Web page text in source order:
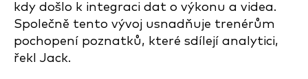
kdy došlo k integraci dat o výkonu a videa.
Společně tento vývoj usnadňuje trenérům
pochopení poznatků, které sdílejí analytici,
řekl Jack.